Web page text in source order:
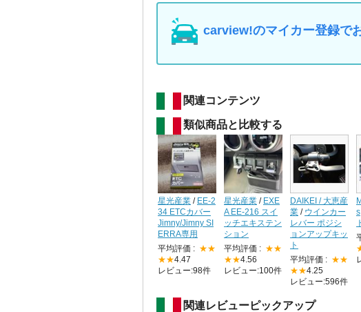
carview!のマイカー登録で
関連コンテンツ
類似商品と比較する
星光産業 / EE-2
34 ETCカバー
Jimny/Jimny SI
ERRA専用
平均評価 : ★★
★★4.47
レビュー:98件
星光産業 / EXE
A EE-216 スイ
ッチエキステン
ション
平均評価 : ★★
★★4.56
レビュー:100件
DAIKEI / 大恵産
業 / ウインカー
レバー ポジシ
ョンアップキッ
ト
平均評価 : ★★
★★4.25
レビュー:596件
s
関連レビューピックアップ